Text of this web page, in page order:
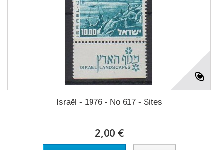
Israël - 1976 - No 617 - Sites
2,00 €